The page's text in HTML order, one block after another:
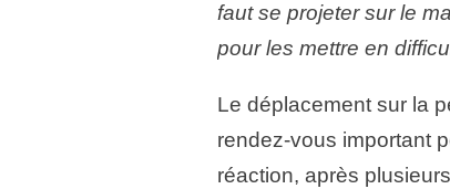
faut se projeter sur le
pour les mettre en
Le déplacement sur la
rendez-vous important
réaction, après